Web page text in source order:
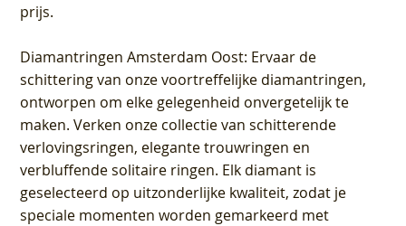
prijs.
Diamantringen Amsterdam Oost: Ervaar de
schittering van onze voortreffelijke diamantringen,
ontworpen om elke gelegenheid onvergetelijk te
maken. Verken onze collectie van schitterende
verlovingsringen, elegante trouwringen en
verbluffende solitaire ringen. Elk diamant is
geselecteerd op uitzonderlijke kwaliteit, zodat je
speciale momenten worden gemarkeerd met